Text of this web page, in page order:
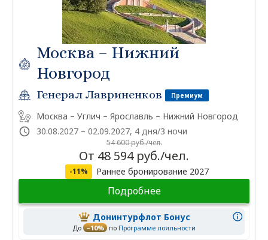
Москва – Нижний
Новгород
Генерал Лавриненков Премиум
Москва – Углич – Ярославль – Нижний Новгород
30.08.2027 – 02.09.2027, 4 дня/3 ночи
54 600 руб./чел.
От 48 594 руб./чел.
-11% Раннее бронирование 2027
Подробнее
Донинтурфлот Бонус
До –10% по Программе лояльности